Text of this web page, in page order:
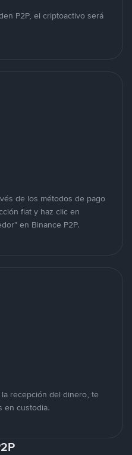
P2P, el criptoactivo será
de los métodos de pago
fiat y haz clic en
en Binance P2P.
recepción del dinero, te
en custodia.